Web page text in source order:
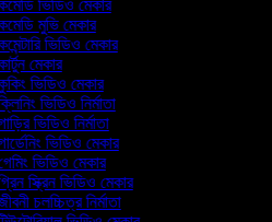
ভিডিও মেকার
মুভি মেকার
ভিডিও মেকার
মেকার
ভিডিও মেকার
ভিডিও নির্মাতা
ভিডিও নির্মাতা
ভিডিও মেকার
ভিডিও মেকার
স্ক্রিন ভিডিও মেকার
চলচ্চিত্র নির্মাতা